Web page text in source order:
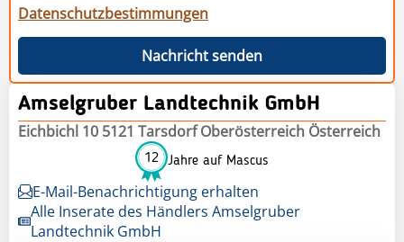
Datenschutzbestimmungen
Nachricht senden
Amselgruber Landtechnik GmbH
Eichbichl 10 5121 Tarsdorf Oberösterreich Österreich
12 Jahre auf Mascus
E-Mail-Benachrichtigung erhalten
Alle Inserate des Händlers Amselgruber
Landtechnik GmbH